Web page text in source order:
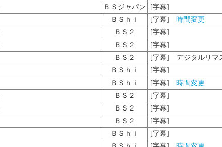
ＢＳジャパン
[字幕]
ＢＳｈｉ [字幕] 時間変更
ＢＳ２
[字幕]
ＢＳ２
[字幕]
ＢＳ２ [字幕] デジタルリマ
ＢＳｈｉ
[字幕]
ＢＳｈｉ [字幕] 時間変更
ＢＳ２
[字幕]
ＢＳ２
[字幕]
ＢＳ２
[字幕]
ＢＳｈｉ
[字幕]